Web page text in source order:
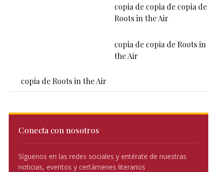
Conecta con nosotros
Síguenos en las redes sociales y entérate de nuestras
noticias, eventos y certámenes literarios
copia de copia de copia de
Roots in the Air
copia de copia de Roots in
the Air
copia de Roots in the Air